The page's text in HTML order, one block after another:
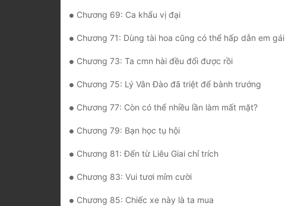
Chương 69: Ca khẩu vị đại
Chương 71: Dùng tài hoa cũng có thể hấp dẫn em gái
Chương 73: Ta cmn hài đều đổi được rồi
Chương 75: Lý Vân Đào đã triệt để bành trướng
Chương 77: Còn có thể nhiều lần làm mất mặt?
Chương 79: Bạn học tụ hội
Chương 81: Đến từ Liêu Giai chỉ trích
Chương 83: Vui tươi mỉm cười
Chương 85: Chiếc xe này là ta mua